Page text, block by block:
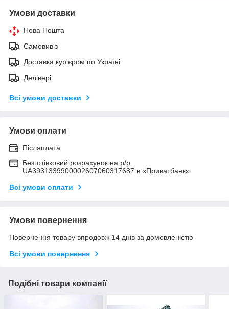
Умови доставки
Нова Пошта
Самовивіз
Доставка кур'єром по Україні
Делівері
Всі умови доставки
Умови оплати
Післяплата
Безготівковий розрахунок на р/р
UA3931339900002607060317687 в «Приватбанк»
Всі умови оплати
Умови повернення
Повернення товару впродовж 14 днів за домовленістю
Всі умови повернення
Подібні товари компанії